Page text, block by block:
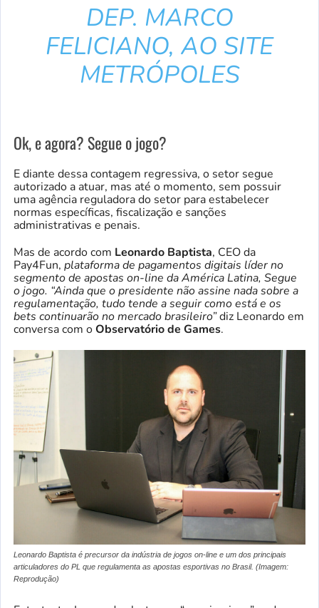
DEP. MARCO
FELICIANO, AO SITE
METRÓPOLES
Ok, e agora? Segue o jogo?
E diante dessa contagem regressiva, o setor segue
autorizado a atuar, mas até o momento, sem possuir
uma agência reguladora do setor para estabelecer
normas específicas, fiscalização e sanções
administrativas e penais.
Mas de acordo com Leonardo Baptista, CEO da
Pay4Fun, plataforma de pagamentos digitais líder no
segmento de apostas on-line da América Latina, Segue
o jogo. “Ainda que o presidente não assine nada sobre a
regulamentação, tudo tende a seguir como está e os
bets continuarão no mercado brasileiro”diz Leonardo em
conversa com oObservatório de Games.
Leonardo Baptista é precursor da indústria de jogos on-line e um dos principais
articuladores do PL que regulamenta as apostas esportivas no Brasil. (Imagem:
Reprodução)